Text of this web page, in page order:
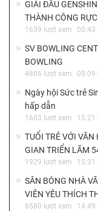
GIẢI ĐẤU
THÀNH CÔNG
1659 lượt xem
SV BOWLING
BOWLING
4886 lượt xem
Ngày hội Sức trẻ
hấp dẫn
1603 lượt xem
TUỔI TRẺ VỚI VĂN
GIAN TRIỂN LÃM
1929 lượt xem
SÂN BÓNG NHÀ
VIÊN YÊU THÍCH
6580 lượt xem